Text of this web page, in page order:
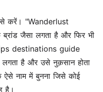
से करें। "Wanderlust
जैसा लगता है और फिर भी
destinations guide
है और उसे नुक़सान होता
नाम में बुनना जिसे कोई
है।